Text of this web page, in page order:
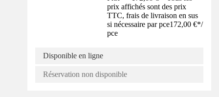
prix affichés sont des prix
TTC, frais de livraison en sus
si nécessaire par pce172,00 €*/
pce
Disponible en ligne
Réservation non disponible